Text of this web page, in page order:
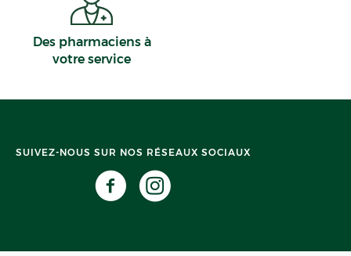
Des pharmaciens à
votre service
SUIVEZ-NOUS SUR NOS RÉSEAUX SOCIAUX